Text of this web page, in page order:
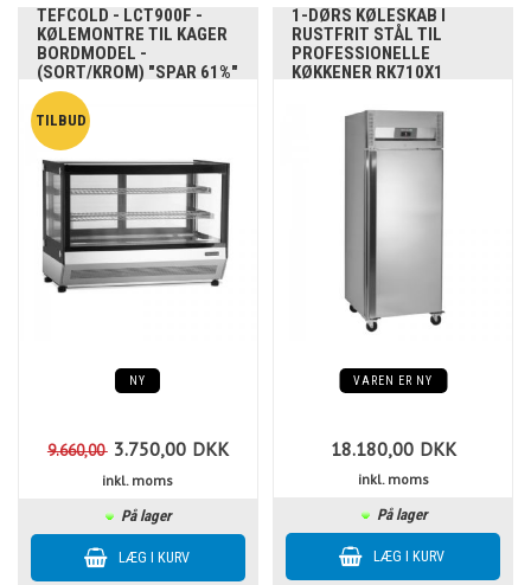
TEFCOLD - LCT900F -
KØLEMONTRE TIL KAGER
BORDMODEL -
(SORT/KROM) "SPAR 61%"
NY
9.660,00 3.750,00 DKK
inkl. moms
På lager
1-DØRS KØLESKAB I
RUSTFRIT STÅL TIL
PROFESSIONELLE
KØKKENER RK710X1
VAREN ER NY
18.180,00 DKK
inkl. moms
På lager